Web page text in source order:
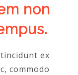
non
ex
commodo